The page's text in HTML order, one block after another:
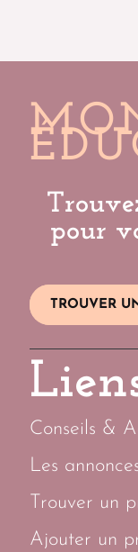
pour
TROUVER
Conseils &
Les
Trouver un
Ajouter un